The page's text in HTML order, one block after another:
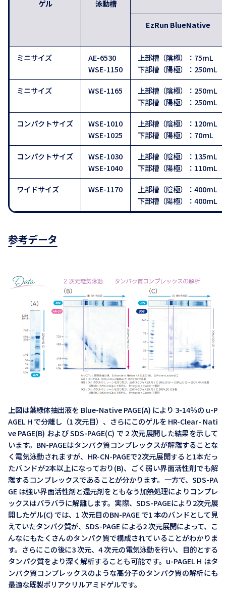
ゲル
泳動槽
EzRun BlueNative
ミニサイズ
AE-6530
WSE-1150
上部槽（陰極）：75mL
下部槽（陽極）：250ｍL
ミニサイズ
WSE-1165
上部槽（陰極）：250mL
下部槽（陽極）：250ｍL
コンパクトサイズ
WSE-1010
WSE-1025
上部槽（陰極）：120mL
下部槽（陽極）：70ｍL
コンパクトサイズ
WSE-1030
WSE-1040
上部槽（陰極）：135mL
下部槽（陽極）：110ｍL
ワイドサイズ
WSE-1170
上部槽（陰極）：400mL
下部槽（陽極）：400ｍL
参考データ
上図は葉緑体抽出液を Blue-Native PAGE(A) により 3-14％の u-P
AGEL H で分離し（1 次元目）、さらにこのゲルを HR-Clear- Nati
ve PAGE(B) および SDS-PAGE(C) で 2 次元展開した結果を示して
います。BN-PAGEはタンパク質コンプレックスが解離することな
く電気泳動されますが、HR-CN-PAGEで2次元展開すると1本だっ
たバンドが2本以上になっており(B)、ごく弱い界面活性剤でも解
離するコンプレックスであることが分かります。一方で、SDS-PA
GE は強い界面活性剤と還元剤をともなう加熱処理によりコンプレ
ックスはバラバラに解離します。実際、SDS-PAGEにより2次元展
開したゲル(C) では、1 次元目のBN-PAGE で1 本のバンドとして見
えていたタンパク質が、SDS-PAGE による2 次元展開によって、こ
んなにもたくさんのタンパク質で構成されていることがわかりま
す。さらにこの後に3 次元、4 次元の電気泳動を行い、目的とする
タンパク質をより深く解析することも可能です。u-PAGEL H はタ
ンパク質コンプレックスのような高分子のタンパク質の解析にも
最適な既製ポリアクリルアミドゲルです。